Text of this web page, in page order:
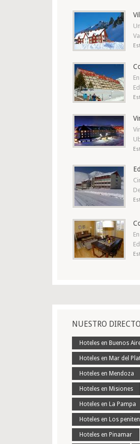
NUESTRO
Hoteles en Buenos
Hoteles en Mar del
Hoteles en Mendoza
Hoteles en Misiones
Hoteles en La Pampa
Hoteles en Los
Hoteles en Pinamar